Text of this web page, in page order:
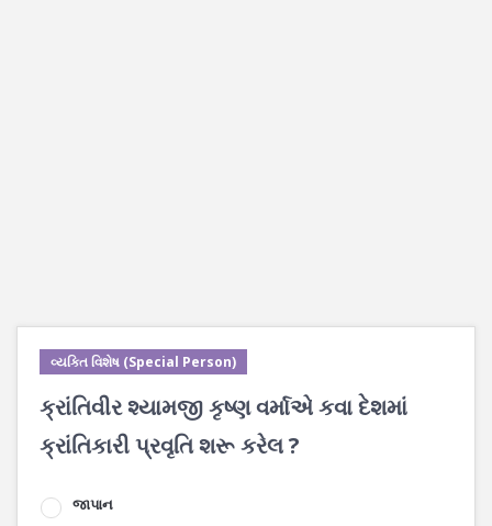
વ્યક્તિ વિશેષ (Special Person)
ક્રાંતિવીર શ્યામજી કૃષ્ણ વર્માએ કવા દેશમાં
ક્રાંતિકારી પ્રવૃતિ શરૂ કરેલ ?
જાપાન